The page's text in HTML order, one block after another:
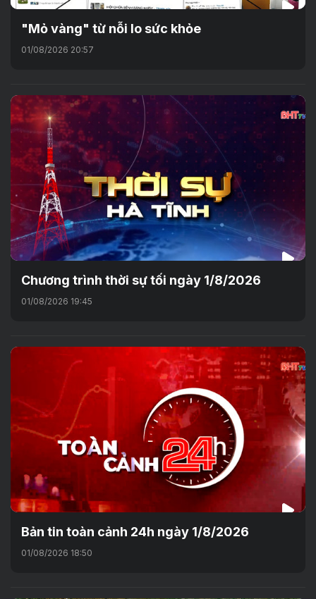
"Mỏ vàng" từ nỗi lo sức khỏe
01/08/2026 20:57
Chương trình thời sự tối ngày 1/8/2026
01/08/2026 19:45
Bản tin toàn cảnh 24h ngày 1/8/2026
01/08/2026 18:50